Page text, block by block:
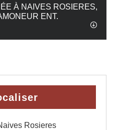
À NAIVES ROSIERES,
ENT.
Rosieres